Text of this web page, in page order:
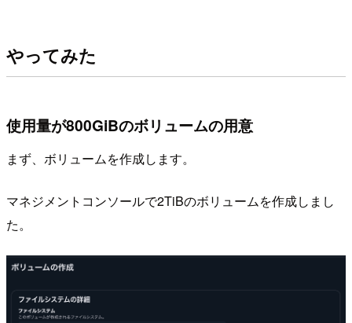
やってみた
使用量が800GiBのボリュームの用意
まず、ボリュームを作成します。
マネジメントコンソールで2TiBのボリュームを作成しまし
た。